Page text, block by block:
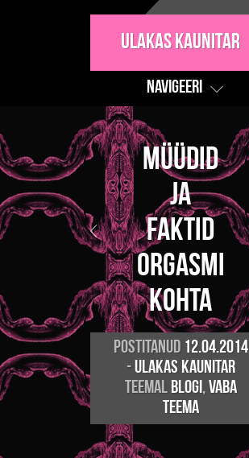
Ulakas Kaunitar
Navigeeri
Müüdid
ja
faktid
orgasmi
kohta
Postitanud 12.04.2014
-Ulakas Kaunitar
teemal Blogi,Vaba
teema